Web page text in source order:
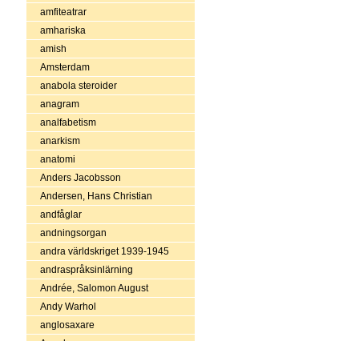
amfiteatrar
amhariska
amish
Amsterdam
anabola steroider
anagram
analfabetism
anarkism
anatomi
Anders Jacobsson
Andersen, Hans Christian
andfåglar
andningsorgan
andra världskriget 1939-1945
andraspråksinlärning
Andrée, Salomon August
Andy Warhol
anglosaxare